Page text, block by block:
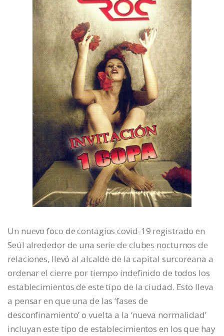
Un nuevo foco de contagios covid-19 registrado en
Seúl alrededor de una serie de clubes nocturnos de
relaciones, llevó al alcalde de la capital surcoreana a
ordenar el cierre por tiempo indefinido de todos los
establecimientos de este tipo de la ciudad. Esto lleva
a pensar en que una de las ‘fases de
desconfinamiento’ o vuelta a la ‘nueva normalidad’
incluyan este tipo de establecimientos en los que hay